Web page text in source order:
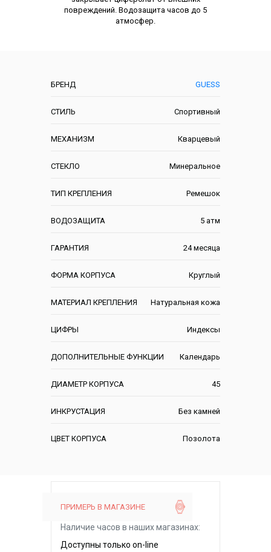
БРЕНД GUESS
СТИЛЬ Спортивный
МЕХАНИЗМ Кварцевый
СТЕКЛО Минеральное
ТИП КРЕПЛЕНИЯ Ремешок
ВОДОЗАЩИТА 5 атм
ГАРАНТИЯ 24 месяца
ФОРМА КОРПУСА Круглый
МАТЕРИАЛ КРЕПЛЕНИЯ Натуральная кожа
ЦИФРЫ Индексы
ДОПОЛНИТЕЛЬНЫЕ ФУНКЦИИ Календарь
ДИАМЕТР КОРПУСА 45
ИНКРУСТАЦИЯ Без камней
ЦВЕТ КОРПУСА Позолота
повреждений. Водозащита часов до 5
атмосфер.
ПРИМЕРЬ В МАГАЗИНЕ
Наличие часов в наших магазинах:
Доступны только on-line